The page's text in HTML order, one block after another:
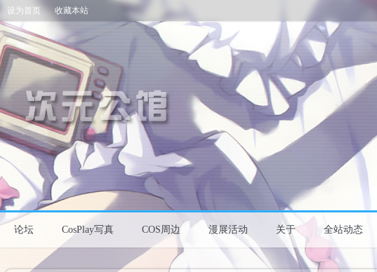
设为首页 收藏本站
论坛 CosPlay写真 COS周边 漫展活动 关于 全站动态